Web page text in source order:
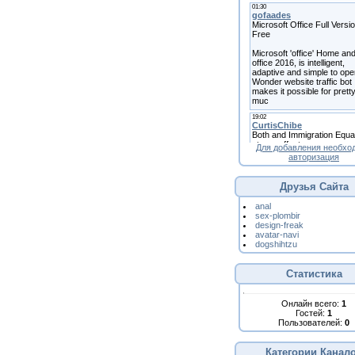
Для добавления
авторизация
Друзья Сайта
anal
sex-plombir
design-freak
avatar-navi
dogshihtzu
Статистика
Онлайн всего: 1
Гостей: 1
Пользователей: 0
Категории